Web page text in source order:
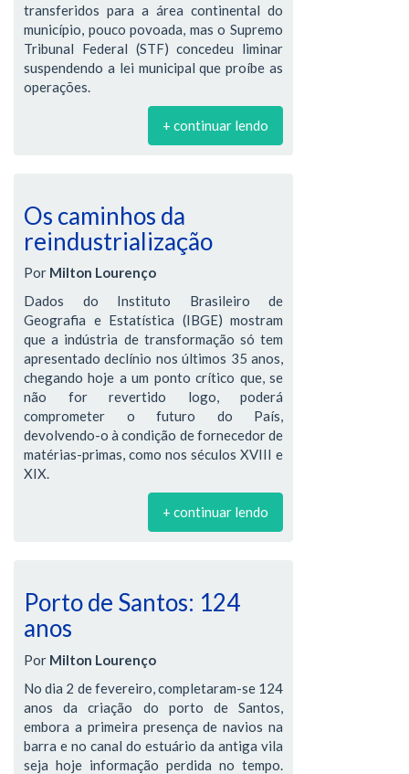
transferidos para a área continental do
município, pouco povoada, mas o Supremo
Tribunal Federal (STF) concedeu liminar
suspendendo a lei municipal que proíbe as
operações.
+ continuar lendo
Os caminhos da
reindustrialização
Por Milton Lourenço
Dados do Instituto Brasileiro de
Geografia e Estatística (IBGE) mostram
que a indústria de transformação só tem
apresentado declínio nos últimos 35 anos,
chegando hoje a um ponto crítico que, se
não for revertido logo, poderá
comprometer o futuro do País,
devolvendo-o à condição de fornecedor de
matérias-primas, como nos séculos XVIII e
XIX.
+ continuar lendo
Porto de Santos: 124
anos
Por Milton Lourenço
No dia 2 de fevereiro, completaram-se 124
anos da criação do porto de Santos,
embora a primeira presença de navios na
barra e no canal do estuário da antiga vila
seja hoje informação perdida no tempo.